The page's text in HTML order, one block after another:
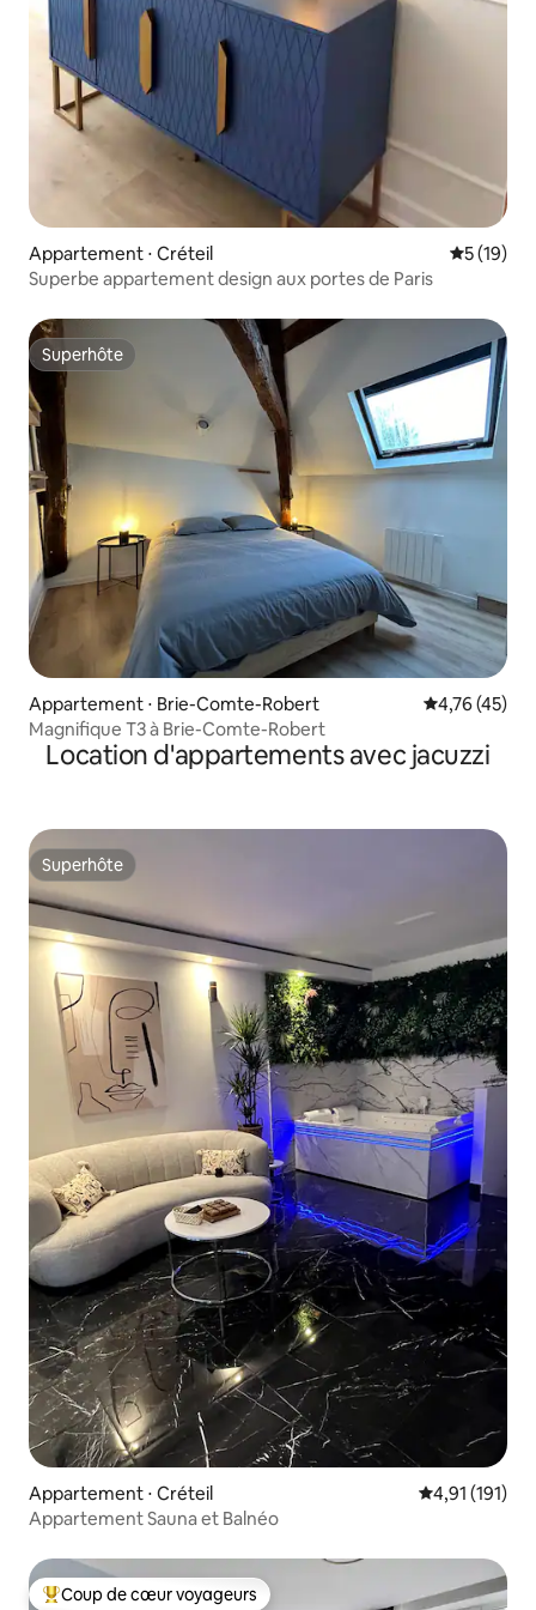
Appartement ⋅ Créteil
5 (19)
Superbe appartement design aux portes de Paris
Superhôte
Superhôte
Appartement ⋅ Brie-Comte-Robert Évaluation
4,76 (45)
Magnifique T3 à Brie-Comte-Robert
Location d'appartements avec jacuzzi
Superhôte
Superhôte
Appartement ⋅ Créteil Évaluation
4,91 (191)
Appartement Sauna et Balnéo
Coups de cœur voyageurs les plus appréciés
Coup de cœur voyageurs